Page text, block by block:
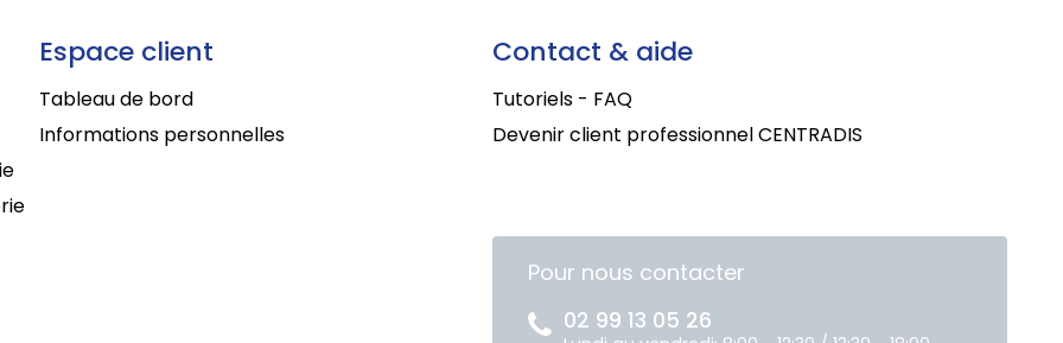
Espace client
Tableau de bord
Informations personnelles
Contact & aide
Tutoriels - FAQ
Devenir client professionnel CENTRADIS
Pour nous contacter
02 99 13 05 26